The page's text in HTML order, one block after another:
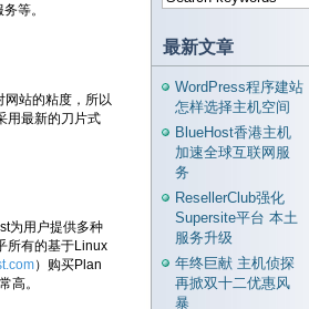
等。
网站的粘度，所以
用最新的刀片式
为用户提供多种
所有的基于Linux
）购买Plan
高。
最新文章
WordPress程序建站
怎样选择主机空间
BlueHost香港主机
加速全球互联网服
务
ResellerClub强化
Supersite平台 本土
服务升级
年终巨献 主机侦探
再掀双十二优惠风
暴